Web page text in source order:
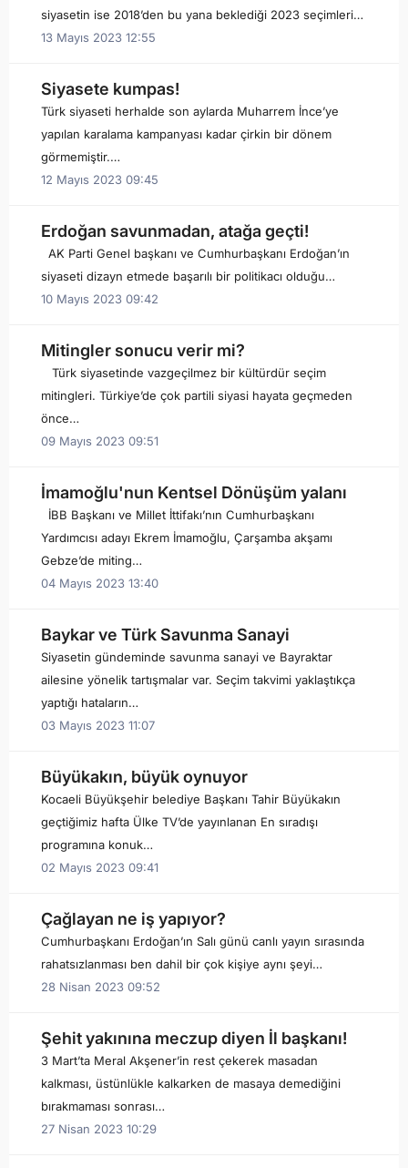
siyasetin ise 2018’den bu yana beklediği 2023 seçimleri…
13 Mayıs 2023 12:55
Siyasete kumpas!
Türk siyaseti herhalde son aylarda Muharrem İnce’ye
yapılan karalama kampanyası kadar çirkin bir dönem
görmemiştir.…
12 Mayıs 2023 09:45
Erdoğan savunmadan, atağa geçti!
AK Parti Genel başkanı ve Cumhurbaşkanı Erdoğan’ın
siyaseti dizayn etmede başarılı bir politikacı olduğu…
10 Mayıs 2023 09:42
Mitingler sonucu verir mi?
Türk siyasetinde vazgeçilmez bir kültürdür seçim
mitingleri. Türkiye’de çok partili siyasi hayata geçmeden
önce…
09 Mayıs 2023 09:51
İmamoğlu'nun Kentsel Dönüşüm yalanı
İBB Başkanı ve Millet İttifakı’nın Cumhurbaşkanı
Yardımcısı adayı Ekrem İmamoğlu, Çarşamba akşamı
Gebze’de miting…
04 Mayıs 2023 13:40
Baykar ve Türk Savunma Sanayi
Siyasetin gündeminde savunma sanayi ve Bayraktar
ailesine yönelik tartışmalar var. Seçim takvimi yaklaştıkça
yaptığı hataların…
03 Mayıs 2023 11:07
Büyükakın, büyük oynuyor
Kocaeli Büyükşehir belediye Başkanı Tahir Büyükakın
geçtiğimiz hafta Ülke TV’de yayınlanan En sıradışı
programına konuk…
02 Mayıs 2023 09:41
Çağlayan ne iş yapıyor?
Cumhurbaşkanı Erdoğan’ın Salı günü canlı yayın sırasında
rahatsızlanması ben dahil bir çok kişiye aynı şeyi…
28 Nisan 2023 09:52
Şehit yakınına meczup diyen İl başkanı!
3 Mart’ta Meral Akşener’in rest çekerek masadan
kalkması, üstünlükle kalkarken de masaya demediğini
bırakmaması sonrası…
27 Nisan 2023 10:29